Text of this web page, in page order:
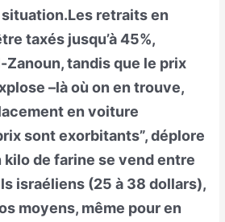
retraits en
taxés jusqu’à 45%,
Zanoun, tandis que le prix
–là où on en trouve,
en voiture
sont exorbitants”, déplore
kilo de farine se vend entre
israéliens (25 à 38 dollars),
moyens, même pour en